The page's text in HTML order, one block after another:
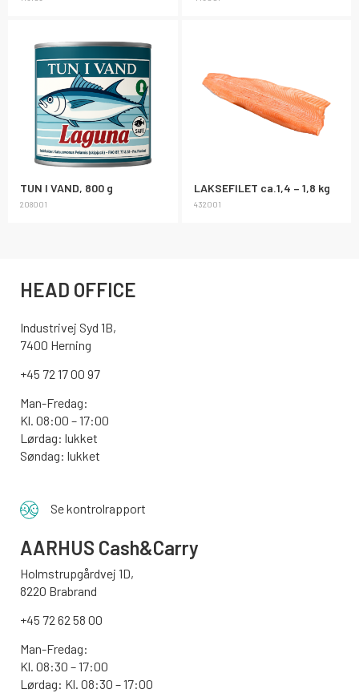
TUN I VAND, 800 g
208001
LAKSEFILET ca.1,4 – 1,8 kg
432001
HEAD OFFICE
Industrivej Syd 1B,
7400 Herning
+45 72 17 00 97
Man-Fredag:
Kl. 08:00 – 17:00
Lørdag: lukket
Søndag: lukket
Se kontrolrapport
AARHUS Cash&Carry
Holmstrupgårdvej 1D,
8220 Brabrand
+45 72 62 58 00
Man-Fredag:
Kl. 08:30 – 17:00
Lørdag: Kl. 08:30 – 17:00